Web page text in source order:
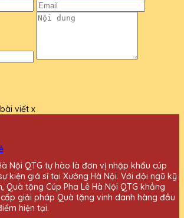
viết x
Nội QTG tự hào là đơn vị nhập khẩu cúp
kiện giá sỉ tại Xưởng Hà Nội. Với đội ngũ kỹ
Quà tặng Cúp Pha Lê Hà Nội QTG khẳng
giải pháp Quà tặng vinh danh hàng đầu
hiện tại.